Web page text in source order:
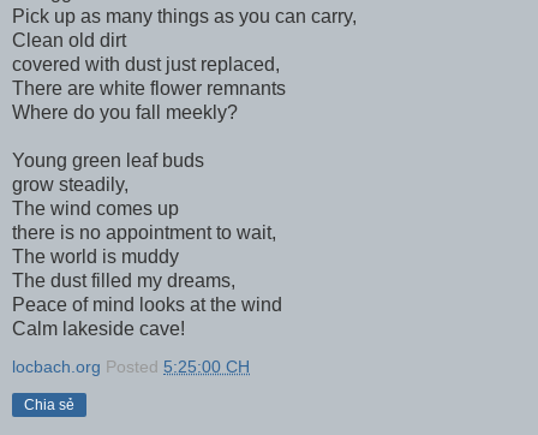
Pick up as many things as you can carry,
Clean old dirt
covered with dust just replaced,
There are white flower remnants
Where do you fall meekly?
Young green leaf buds
grow steadily,
The wind comes up
there is no appointment to wait,
The world is muddy
The dust filled my dreams,
Peace of mind looks at the wind
Calm lakeside cave!
locbach.org Posted 5:25:00 CH
Chia sẻ